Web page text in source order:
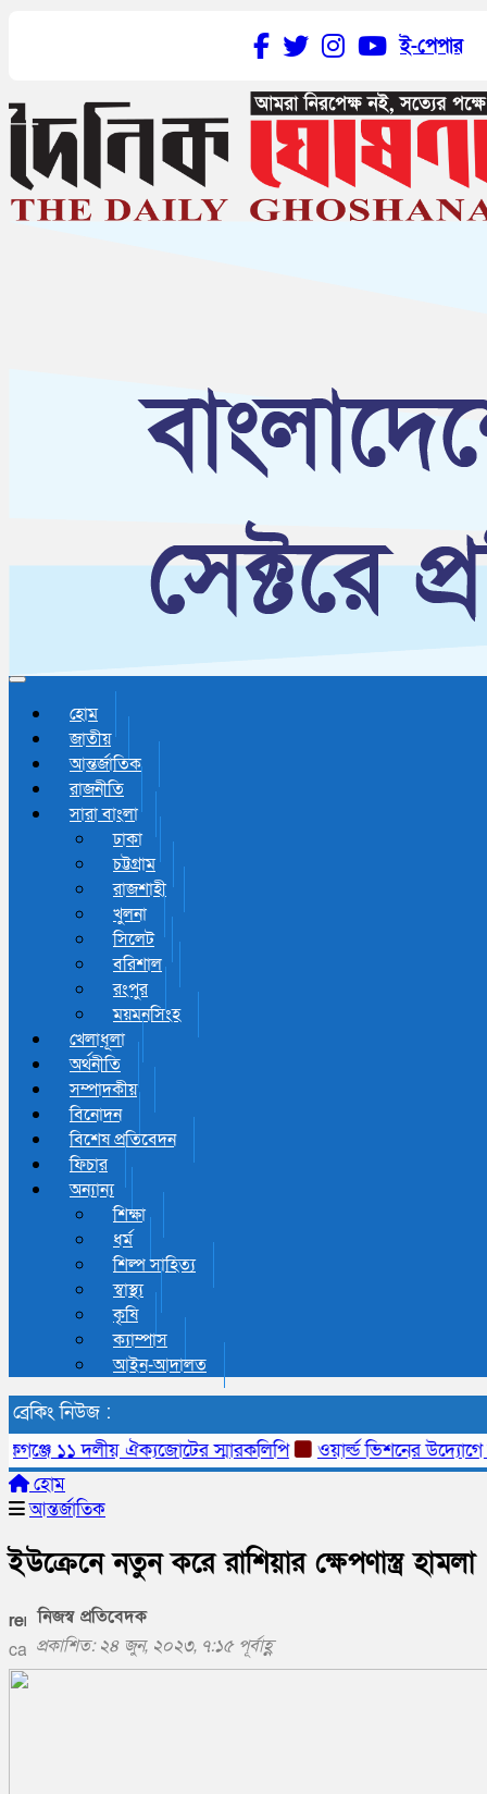
ই-পেপার
Toggle navigation
হোম
জাতীয়
আন্তর্জাতিক
রাজনীতি
সারা বাংলা
ঢাকা
চট্টগ্রাম
রাজশাহী
খুলনা
সিলেট
বরিশাল
রংপুর
ময়মনসিংহ
খেলাধূলা
অর্থনীতি
সম্পাদকীয়
বিনোদন
বিশেষ প্রতিবেদন
ফিচার
অন্যান্য
শিক্ষা
ধর্ম
শিল্প সাহিত্য
স্বাস্থ্য
কৃষি
ক্যাম্পাস
আইন-আদালত
ব্রেকিং নিউজ :
১১ দলীয় ঐক্যজোটের স্মারকলিপি
ওয়ার্ল্ড ভিশনের উদ্যোগে
হোম
আন্তর্জাতিক
ইউক্রেনে নতুন করে রাশিয়ার ক্ষেপণাস্ত্র হামলা
নিজস্ব প্রতিবেদক
প্রকাশিত: ২৪ জুন, ২০২৩, ৭:১৫ পূর্বাহ্ণ